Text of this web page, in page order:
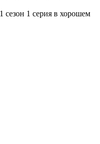
1 серия в хорошем